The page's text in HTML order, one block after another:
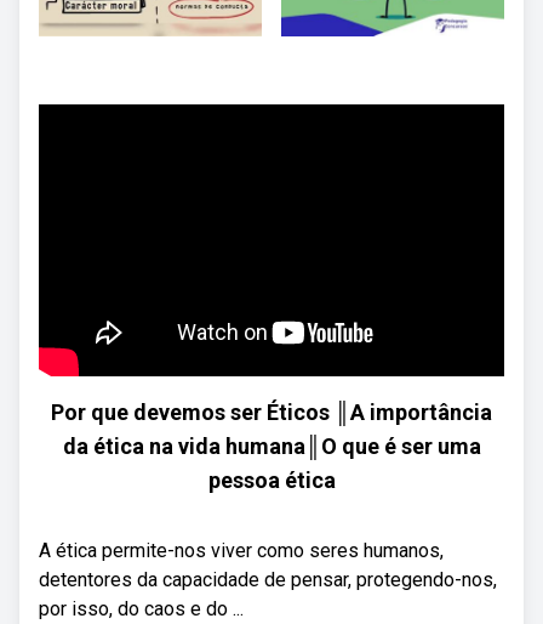
Por que devemos ser Éticos ║A importância
da ética na vida humana║O que é ser uma
pessoa ética
A ética permite-nos viver como seres humanos,
detentores da capacidade de pensar, protegendo-nos,
por isso, do caos e do ...